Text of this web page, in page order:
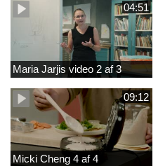
04:51
Maria Jarjis video 2 af 3
09:12
Micki Cheng 4 af 4